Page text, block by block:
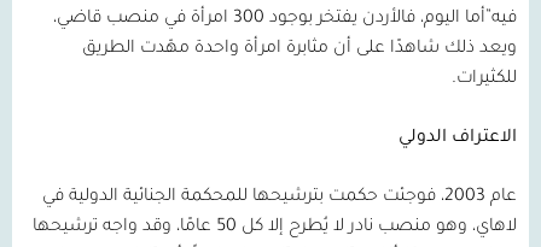
فيه”أما اليوم، فالأردن يفتخر بوجود 300 امرأة في منصب قاضي،
ويعد ذلك شاهدًا على أن مثابرة امرأة واحدة مهّدت الطريق
للكثيرات.
الاعتراف الدولي
عام 2003، فوجئت حكمت بترشيحها للمحكمة الجنائية الدولية في
لاهاي، وهو منصب نادر لا يُطرح إلا كل 50 عامًا، وقد واجه ترشيحها